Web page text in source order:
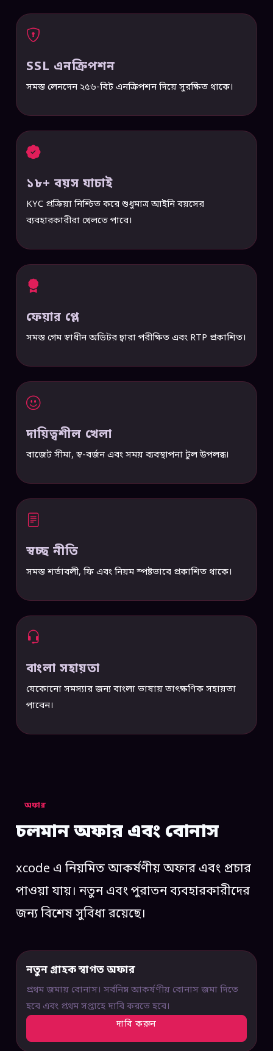
SSL এনক্রিপশন
সমস্ত লেনদেন ২৫৬-বিট এনক্রিপশন দিয়ে সুরক্ষিত থাকে।
১৮+ বয়স যাচাই
KYC প্রক্রিয়া নিশ্চিত করে শুধুমাত্র আইনি বয়সের
ব্যবহারকারীরা খেলতে পারে।
ফেয়ার প্লে
সমস্ত গেম স্বাধীন অডিটর দ্বারা পরীক্ষিত এবং RTP প্রকাশিত।
দায়িত্বশীল খেলা
বাজেট সীমা, স্ব-বর্জন এবং সময় ব্যবস্থাপনা টুল উপলব্ধ।
স্বচ্ছ নীতি
সমস্ত শর্তাবলী, ফি এবং নিয়ম স্পষ্টভাবে প্রকাশিত থাকে।
বাংলা সহায়তা
যেকোনো সমস্যার জন্য বাংলা ভাষায় তাৎক্ষণিক সহায়তা
পাবেন।
অফার
চলমান অফার এবং বোনাস
xcode এ নিয়মিত আকর্ষণীয় অফার এবং প্রচার
পাওয়া যায়। নতুন এবং পুরাতন ব্যবহারকারীদের
জন্য বিশেষ সুবিধা রয়েছে।
নতুন গ্রাহক স্বাগত অফার
প্রথম জমায় বোনাস। সর্বনিম্ন আকর্ষণীয় বোনাস জমা দিতে
হবে এবং প্রথম সপ্তাহে দাবি করতে হবে।
দাবি করুন